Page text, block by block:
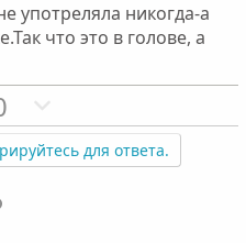
н
ы
й
о
л
употреляла никогда-а
что это в голове, а
е
г для ответа.
почта